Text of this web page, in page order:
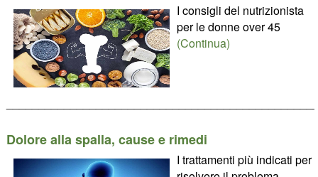
I consigli del nutrizionista
per le donne over 45
(Continua)
Dolore alla spalla, cause e rimedi
I trattamenti più indicati per